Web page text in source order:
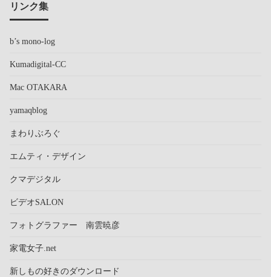
リンク集
b’s mono-log
Kumadigital-CC
Mac OTAKARA
yamaqblog
まわりぶろぐ
エムティ・デザイン
クマデジタル
ビデオSALON
フォトグラファー 南雲暁彦
家電女子.net
新しもの好きのダウンロード